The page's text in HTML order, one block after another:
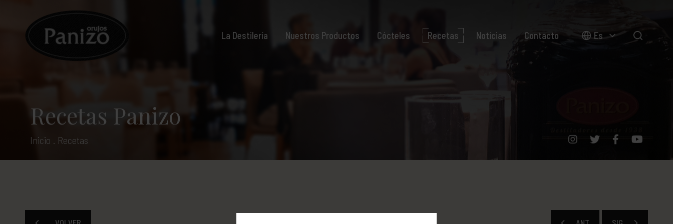
La Destilería Nuestros Productos Cócteles Recetas Noticias Contacto Es
Recetas Panizo
Inicio . Recetas